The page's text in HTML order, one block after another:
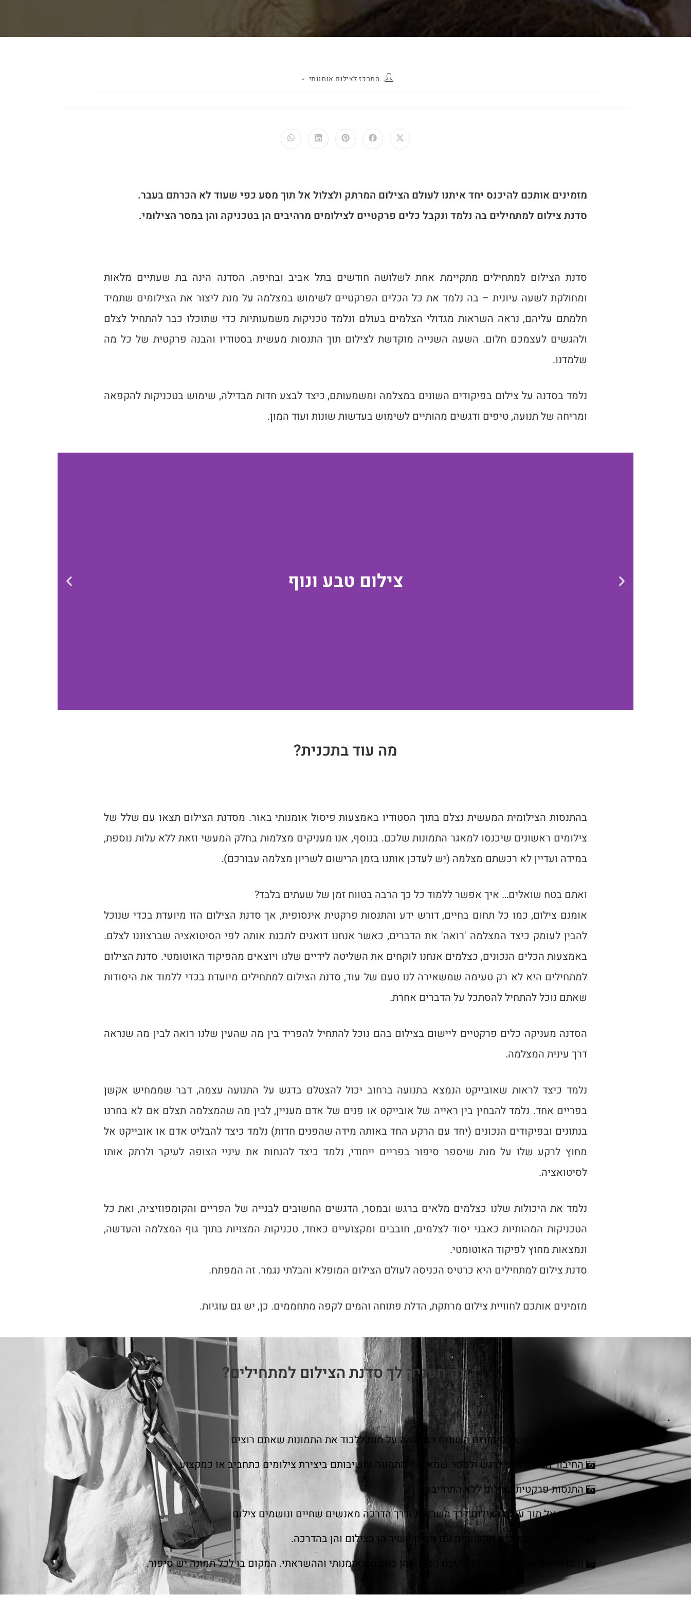
המרכז לצילום אומנותי
מזמינים אותכם להיכנס יחד איתנו לעולם הצילום המרתק ולצלול אל תוך מסע כפי שעוד לא הכרתם בעבר.
סדנת צילום למתחילים בה נלמד ונקבל כלים פרקטיים לצילומים מרהיבים הן בטכניקה והן במסר הצילומי.
סדנת הצילום למתחילים מתקיימת אחת לשלושה חודשים בתל אביב ובחיפה. הסדנה הינה בת שעתיים מלאות
ומחולקת לשעה עיונית – בה נלמד את כל הכלים הפרקטיים לשימוש במצלמה על מנת ליצור את הצילומים שתמיד
חלמתם עליהם, נראה השראות מגדולי הצלמים בעולם ונלמד טכניקות משמעותיות כדי שתוכלו כבר להתחיל לצלם
ולהגשים לעצמכם חלום. השעה השנייה מוקדשת לצילום תוך התנסות מעשית בסטודיו והבנה פרקטית של כל מה
שלמדנו.
נלמד בסדנה על צילום בפיקודים השונים במצלמה ומשמעותם, כיצד לבצע חדות מבדילה, שימוש בטכניקות להקפאה
ומריחה של תנועה, טיפים ודגשים מהותיים לשימוש בעדשות שונות ועוד המון.
צילום טבע ונוף
מה עוד בתכנית?
בהתנסות הצילומית המעשית נצלם בתוך הסטודיו באמצעות פיסול אומנותי באור. מסדנת הצילום תצאו עם שלל של
צילומים ראשונים שיכנסו למאגר התמונות שלכם. בנוסף, אנו מעניקים מצלמות בחלק המעשי וזאת ללא עלות נוספת,
במידה ועדיין לא רכשתם מצלמה (יש לעדכן אותנו בזמן הרישום לשריון מצלמה עבורכם).
ואתם בטח שואלים… איך אפשר ללמוד כל כך הרבה בטווח זמן של שעתים בלבד?
אומנם צילום, כמו כל תחום בחיים, דורש ידע והתנסות פרקטית אינסופית, אך סדנת הצילום הזו מיועדת בכדי שנוכל
להבין לעומק כיצד המצלמה 'רואה' את הדברים, כאשר אנחנו דואגים לתכנת אותה לפי הסיטואציה שברצוננו לצלם.
באמצעות הכלים הנכונים, כצלמים אנחנו לוקחים את השליטה לידיים שלנו ויוצאים מהפיקוד האוטומטי. סדנת הצילום
למתחילים היא לא רק טעימה שמשאירה לנו טעם של עוד, סדנת הצילום למתחילים מיועדת בכדי ללמוד את היסודות
שאתם נוכל להתחיל להסתכל על הדברים אחרת.
הסדנה מעניקה כלים פרקטיים ליישום בצילום בהם נוכל להתחיל להפריד בין מה שהעין שלנו רואה לבין מה שנראה
דרך עינית המצלמה.
נלמד כיצד לראות שאובייקט הנמצא בתנועה ברחוב יכול להצטלם בדגש על התנועה עצמה, דבר שממחיש אקשן
בפריים אחד. נלמד להבחין בין ראייה של אובייקט או פנים של אדם מעניין, לבין מה שהמצלמה תצלם אם לא בחרנו
בנתונים ובפיקודים הנכונים (יחד עם הרקע החד באותה מידה שהפנים חדות) נלמד כיצד להבליט אדם או אובייקט אל
מחוץ לרקע שלו על מנת שיספר סיפור בפריים ייחודי, נלמד כיצד להנחות את עיניי הצופה לעיקר ולרתק אותו
לסיטואציה.
נלמד את היכולות שלנו כצלמים מלאים ברגש ובמסר, הדגשים החשובים לבנייה של הפריים והקומפוזיציה, ואת כל
הטכניקות המהותיות כאבני יסוד לצלמים, חובבים ומקצועיים כאחד, טכניקות המצויות בתוך גוף המצלמה והעדשה,
ונמצאות מחוץ לפיקוד האוטומטי.
סדנת צילום למתחילים היא כרטיס הכניסה לעולם הצילום המופלא והבלתי נגמר. זה המפתח.
מזמינים אותכם לחוויית צילום מרתקת, הדלת פתוחה והמים לקפה מתחממים. כן, יש גם עוגיות.
מה תעניק לך סדנת הצילום למתחילים?
הבנה של שימוש בפיקודים השונים במצלמה על מנת ללכוד את התמונות שאתם רוצים
החיבור המשמעותי לרגש ולמסר שמאחורי התמונה וחשיבותם ביצירת צילומים כתחביב או כמקצוע
התנסות פרקטית בצילום ללא התחייבות
כניסה אל תוך עולם הצילום דרך השראות ודרך הדרכה מאנשים שחיים ונושמים צילום
ליווי אישי ממדריכים מקצועיים עם ניסיון עשיר הן בצילום והן בהדרכה.
היכרות עם עולם הצילום הן בהיבט הטכני והן בהיבט האומנותי וההשראתי. המקום בו לכל תמונה יש סיפור.